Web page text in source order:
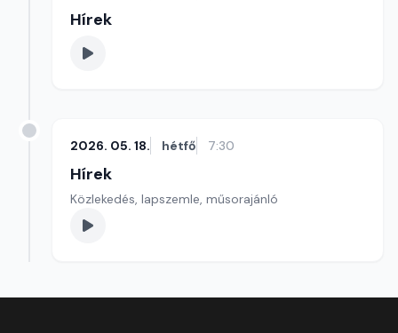
Hírek
2026. 05. 18. hétfő 7:30
Hírek
Közlekedés, lapszemle, műsorajánló